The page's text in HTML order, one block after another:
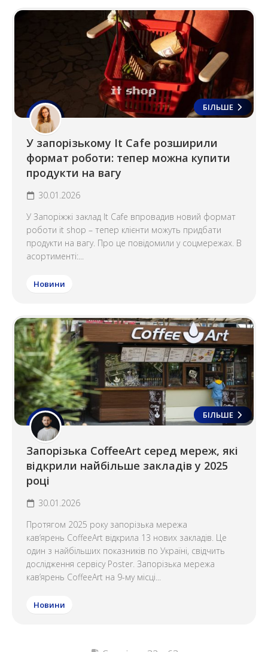
БІЛЬШЕ
У запорізькому It Cafe розширили
формат роботи: тепер можна купити
продукти на вагу
30.01.2026
У Запоріжжі заклад It Cafe впровадив новий формат
роботи it shop – тепер клієнти можуть придбати
продукти на вагу. Про це повідомили у соцмережах. В
асортименті:...
Новини
БІЛЬШЕ
Запорізька CoffeeArt серед мереж, які
відкрили найбільше закладів у 2025
році
30.01.2026
Протягом 2025 року запорізька мережа
кав’ярень CoffeeArt відкрила 13 нових закладів. Це
один з найбільших показників по Україні, свідчить
дослідження сервісу Poster. Запорізька мережа
кав’ярень CoffeeArt на 9-му місці...
Новини